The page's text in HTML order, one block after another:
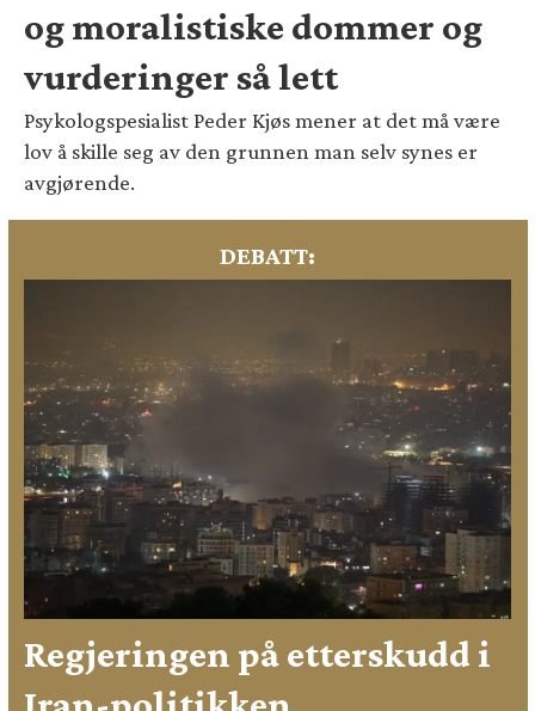
og moralistiske dommer og
vurderinger så lett
Psykologspesialist Peder Kjøs mener at det må være
lov å skille seg av den grunnen man selv synes er
avgjørende.
DEBATT:
Regjeringen på etterskudd i